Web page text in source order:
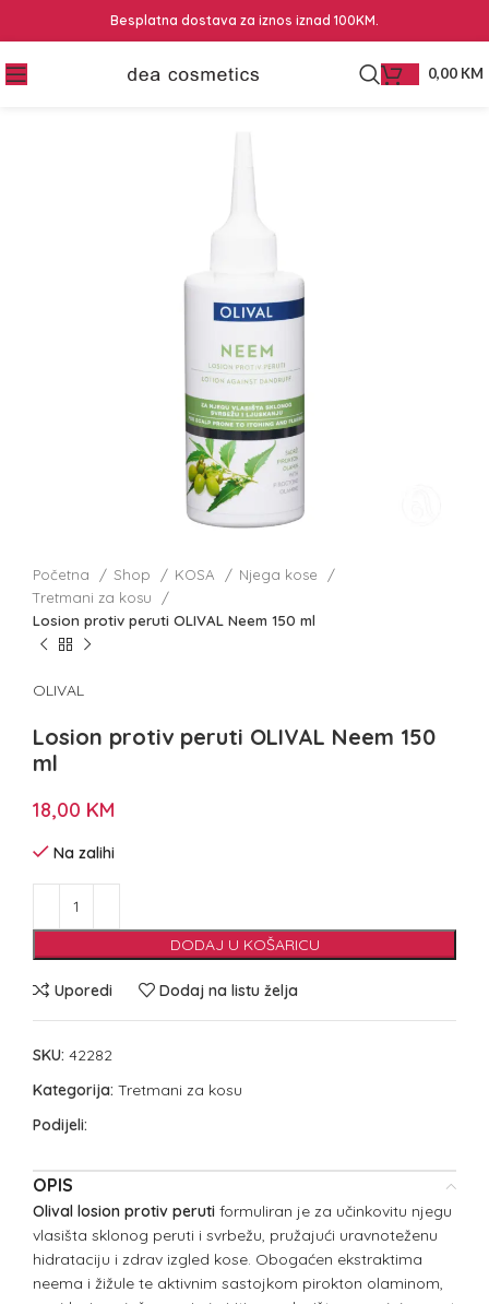
Besplatna dostava za iznos iznad 100KM.
0,00 KM
Početna Shop KOSA
Njega kose
Tretmani za kosu
Losion protiv peruti OLIVAL Neem 150 ml
OLIVAL
Losion protiv peruti OLIVAL Neem 150
ml
18,00 KM
Na zalihi
DODAJ U KOŠARICU
Uporedi Dodaj na listu želja
SKU: 42282
Kategorija: Tretmani za kosu
Podijeli:
OPIS
Olival losion protiv peruti formuliran je za učinkovitu njegu
vlasišta sklonog peruti i svrbežu, pružajući uravnoteženu
hidrataciju i zdrav izgled kose. Obogaćen ekstraktima
neema i žižule te aktivnim sastojkom pirokton olaminom,